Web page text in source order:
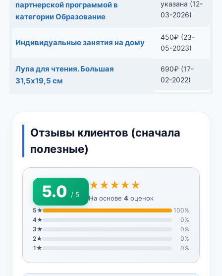
партнерской программой в
категории Образование
указана (12-
03-2026)
Индивидуальные занятия на дому
450₽ (23-
05-2023)
Лупа для чтения. Большая
31,5x19,5 см
690₽ (17-
02-2022)
Отзывы клиентов (сначала
полезные)
5.0 / 5
★★★★★
На основе 4 оценок
5★
100%
4★
0%
3★
0%
2★
0%
1★
0%